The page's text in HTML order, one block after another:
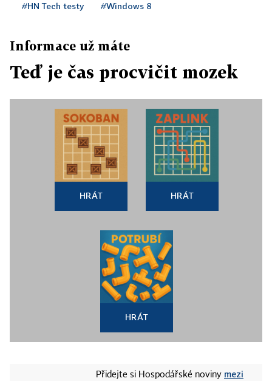
#HN Tech testy #Windows 8
Informace už máte
Teď je čas procvičit mozek
HRÁT HRÁT
HRÁT
Přidejte si Hospodářské noviny mezi